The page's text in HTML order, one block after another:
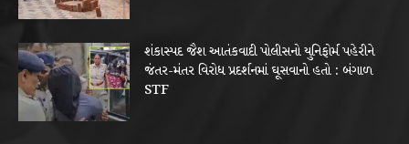
શંકાસ્પદ જૈશ આતંકવાદી પોલીસનો યુનિફોર્મ પહેરીને
જંતર-મંતર વિરોધ પ્રદર્શનમાં ઘૂસવાનો હતો : બંગાળ
STF